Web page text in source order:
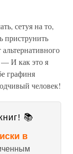
сетуя на то,
приструнить
— И как это я
графиня
человек!
📚
в